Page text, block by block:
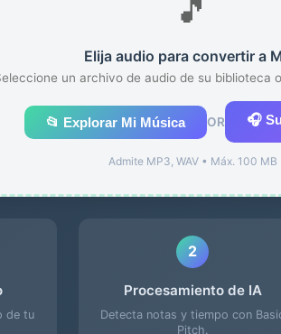
🎵
Elija audio para convertir a
un archivo de audio de su biblioteca
📂 Explorar Mi Música OR 🎧
Admite MP3, WAV • Máx. 100 MB
de tu
2
Procesamiento de IA
Detecta notas y tiempo con
Pitch.